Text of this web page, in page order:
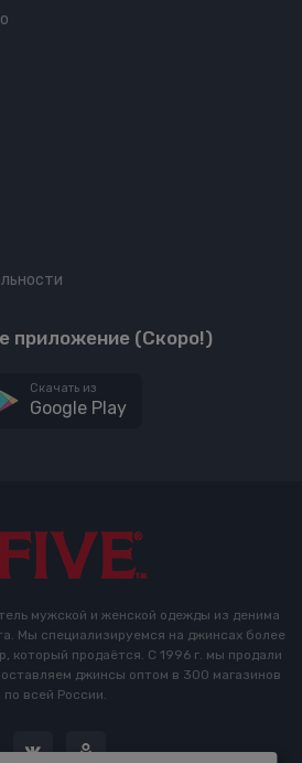
приложение (Скоро!)
Скачать из
Google Play
мужской и женской одежды из денима
Мы специализируемся на джинсах более
который продаётся. С 1996 г. мы продали
джинсы оптом в 300 магазинов
по всей России.